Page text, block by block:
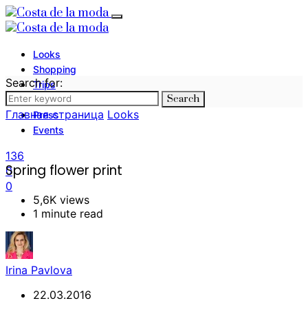
Looks
Shopping
Trips
Photography
Press
Events
136
0
0
Search for:
Search
Главная страница Looks
Spring flower print
5,6K views
1 minute read
Irina Pavlova
22.03.2016